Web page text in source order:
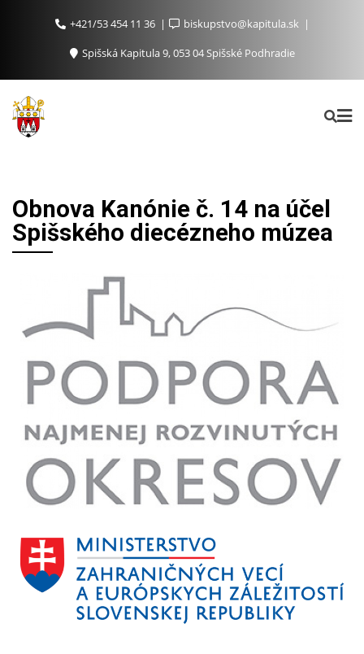
+421/53 454 11 36
biskupstvo@kapitula.sk
Spišská Kapitula 9, 053 04 Spišské Podhradie
Obnova Kanónie č. 14 na účel
Spišského diecézneho múzea